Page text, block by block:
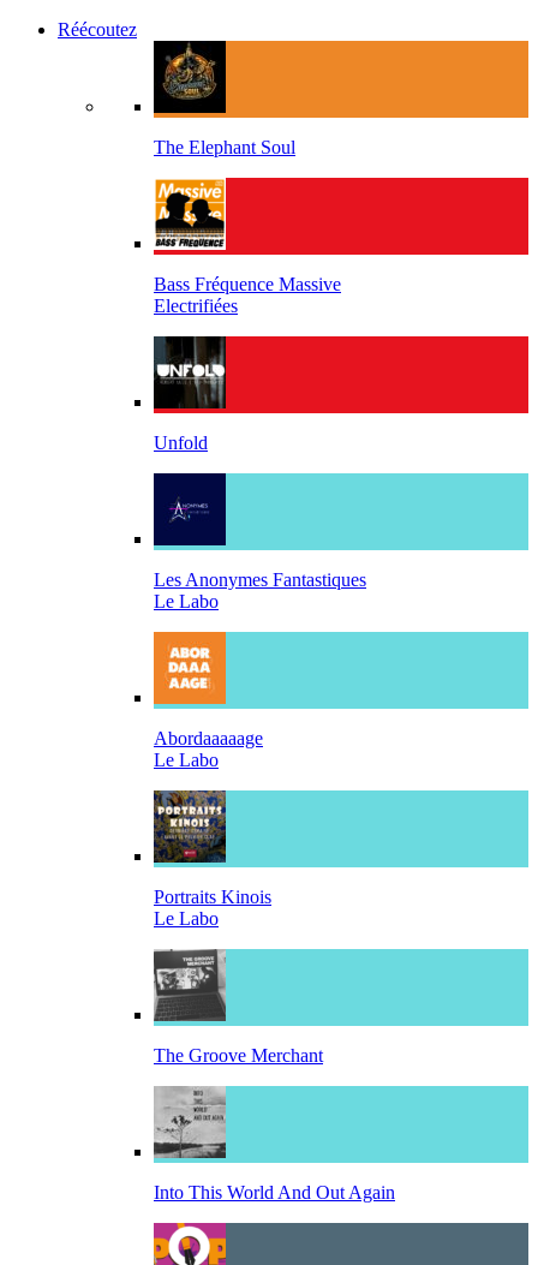
Réécoutez
The Elephant Soul
Bass Fréquence Massive
Electrifiées
Unfold
Les Anonymes Fantastiques
Le Labo
Abordaaaaage
Le Labo
Portraits Kinois
Le Labo
The Groove Merchant
Into This World And Out Again